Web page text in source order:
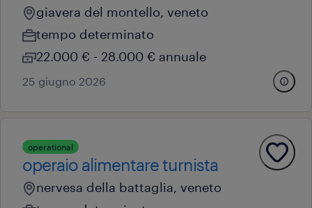
giavera del montello, veneto
tempo determinato
22.000 € - 28.000 € annuale
25 giugno 2026
operational
operaio alimentare turnista
nervesa della battaglia, veneto